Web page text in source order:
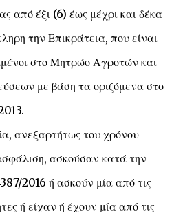
από έξι (6) έως μέχρι και δέκα
την Επικράτεια, που είναι
στο Μητρώο Αγροτών και
με βάση τα οριζόμενα στο
ανεξαρτήτως του χρόνου
ασκούσαν κατά την
2016 ή ασκούν μία από τις
ή είχαν ή έχουν μία από τις